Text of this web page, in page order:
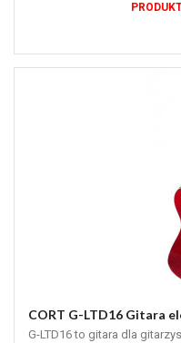
CORT G-LTD16 Gitara
G-LTD16 to gitara dla